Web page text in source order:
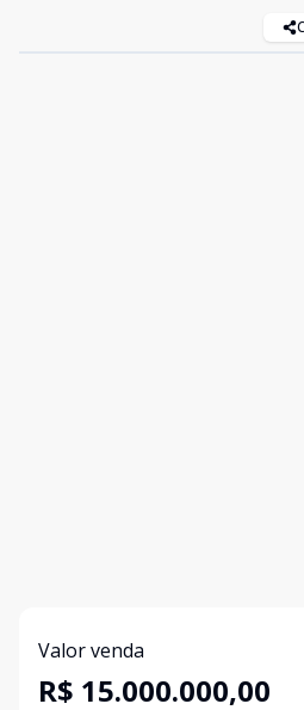
Valor venda
R$ 15.000.000,00